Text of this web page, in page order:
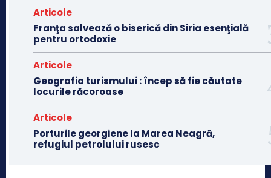
Articole
Franţa salvează o biserică din Siria esenţială
pentru ortodoxie
Articole
Geografia turismului : încep să fie căutate
locurile răcoroase
Articole
Porturile georgiene la Marea Neagră,
refugiul petrolului rusesc